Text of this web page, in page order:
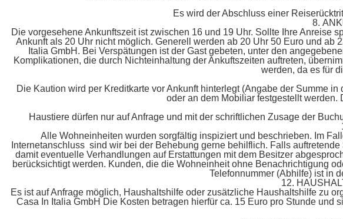
Es wird der Abschluss einer
8.
Die vorgesehene Ankunftszeit ist zwischen 16 und 19 Uhr. Sollte Ihre Anreise
Ankunft als 20 Uhr nicht möglich. Generell werden ab 20 Uhr 50 Euro und
Italia GmbH. Bei Verspätungen ist der Gast gebeten, unter den
Komplikationen, die durch Nichteinhaltung der Ankuftszeiten auftreten,
werden, da es für
Die Kaution wird per Kreditkarte vor Ankunft hinterlegt (Angabe der Summe
oder an dem Mobiliar festgestellt
Haustiere dürfen nur auf Anfrage und mit der schriftlichen Zusage der
Alle Wohneinheiten wurden sorgfältig inspiziert und beschrieben. Im
Internetanschluss sind wir bei der Behebung gerne behilflich. Falls
damit eventuelle Verhandlungen auf Erstattungen mit dem Besitzer
berücksichtigt werden. Kunden, die die Wohneinheit ohne Benachrichtigung
Telefonnummer (Abhilfe) ist in
12.
Es ist auf Anfrage möglich, Haushaltshilfe oder zusätzliche Haushaltshilfe zu
Casa In Italia GmbH Die Kosten betragen hierfür ca. 15 Euro pro Stunde